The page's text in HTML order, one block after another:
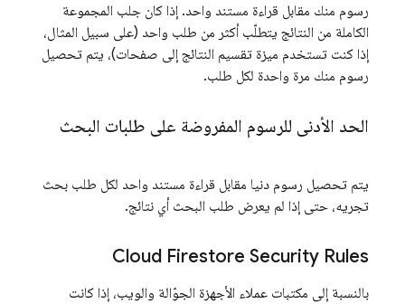
رسوم منك مقابل قراءة مستند واحد. إذا كان جلب المجموعة
الكاملة من النتائج يتطلّب أكثر من طلب واحد (على سبيل المثال،
إذا كنت تستخدم ميزة تقسيم النتائج إلى صفحات)، يتم تحصيل
رسوم منك مرة واحدة لكل طلب.
الحد الأدنى للرسوم المفروضة على طلبات البحث
يتم تحصيل رسوم دنيا مقابل قراءة مستند واحد لكل طلب بحث
تجريه، حتى إذا لم يعرض طلب البحث أي نتائج.
Cloud Firestore Security Rules
بالنسبة إلى مكتبات عملاء الأجهزة الجوّالة والويب، إذا كانت